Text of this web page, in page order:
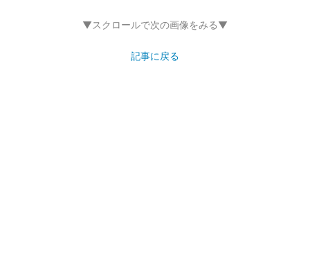
▼スクロールで次の画像をみる▼
記事に戻る